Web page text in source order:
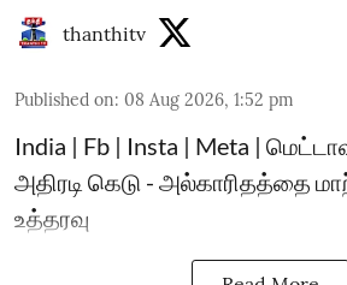
thanthitv
Published on: 08 Aug 2026, 1:52 pm
India | Fb | Insta | Meta |
அதிரடி கெடு - அல்காரிதத்தை
உத்தரவு